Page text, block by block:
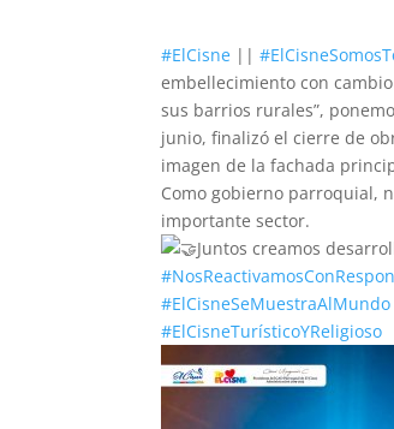
#ElCisne ||
embellecimiento con
sus barrios rurales”,
junio, finalizó el cierre de
imagen de la fachada
Como gobierno parroquial,
importante sector.
Juntos creamos
#ElCisneSeMuestraAlMundo
#ElCisneTurísticoYReligioso